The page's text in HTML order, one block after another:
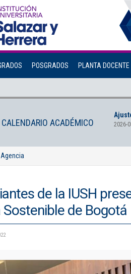
POSGRADOS PLANTA DOCENTE
CALENDARIO ACADÉMICO 2026-
Agencia
de la IUSH
de Bogotá